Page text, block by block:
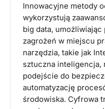
Innowacyjne metody
wykorzystują
big data,
zagrożeń w miejscu
narzędzia, takie jak
sztuczna
podejście do
automatyzację
środowiska. Cyfrowa